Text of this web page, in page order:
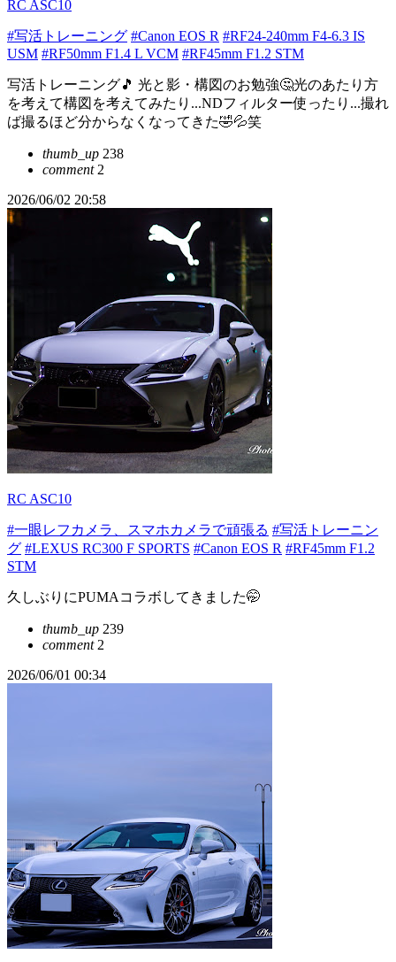
RC ASC10
#写活トレーニング #Canon EOS R #RF24-240mm F4-6.3 IS
USM #RF50mm F1.4 L VCM #RF45mm F1.2 STM
写活トレーニング🎵 光と影・構図のお勉強🤔光のあたり方
を考えて構図を考えてみたり...NDフィルター使ったり...撮れ
ば撮るほど分からなくなってきた🤣💦笑
thumb_up 238
comment2
2026/06/02 20:58
RC ASC10
#一眼レフカメラ、スマホカメラで頑張る #写活トレーニン
グ #LEXUS RC300 F SPORTS #Canon EOS R #RF45mm F1.2
STM
久しぶりにPUMAコラボしてきました🤭
thumb_up 239
comment2
2026/06/01 00:34